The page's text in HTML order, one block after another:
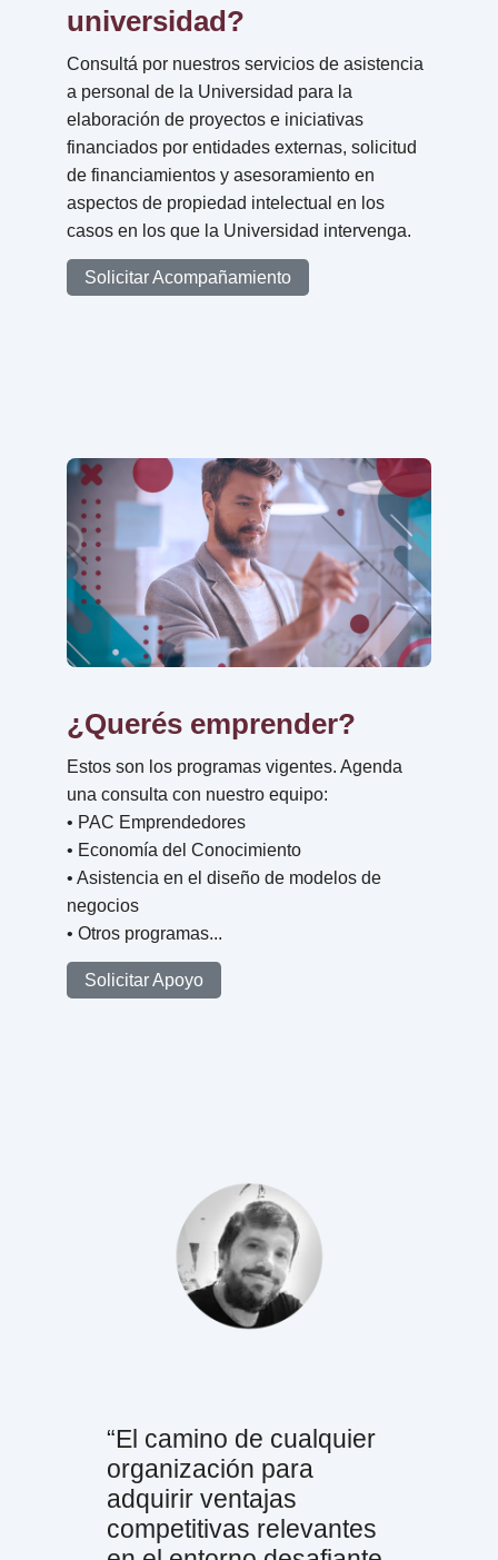
universidad?
Consultá por nuestros servicios de asistencia
a personal de la Universidad para la
elaboración de proyectos e iniciativas
financiados por entidades externas, solicitud
de financiamientos y asesoramiento en
aspectos de propiedad intelectual en los
casos en los que la Universidad intervenga.
Solicitar Acompañamiento
¿Querés emprender?
Estos son los programas vigentes. Agenda
una consulta con nuestro equipo:
• PAC Emprendedores
• Economía del Conocimiento
• Asistencia en el diseño de modelos de
negocios
• Otros programas...
Solicitar Apoyo
“El camino de cualquier
organización para
adquirir ventajas
competitivas relevantes